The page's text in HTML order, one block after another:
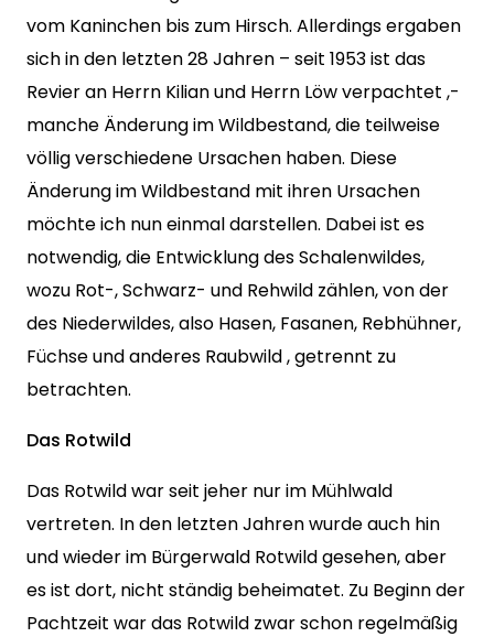
vom Kaninchen bis zum Hirsch. Allerdings ergaben
sich in den letzten 28 Jahren – seit 1953 ist das
Revier an Herrn Kilian und Herrn Löw verpachtet ,-
manche Änderung im Wildbestand, die teilweise
völlig verschiedene Ursachen haben. Diese
Änderung im Wildbestand mit ihren Ursachen
möchte ich nun einmal darstellen. Dabei ist es
notwendig, die Entwicklung des Schalenwildes,
wozu Rot-, Schwarz- und Rehwild zählen, von der
des Niederwildes, also Hasen, Fasanen, Rebhühner,
Füchse und anderes Raubwild , getrennt zu
betrachten.
Das Rotwild
Das Rotwild war seit jeher nur im Mühlwald
vertreten. In den letzten Jahren wurde auch hin
und wieder im Bürgerwald Rotwild gesehen, aber
es ist dort, nicht ständig beheimatet. Zu Beginn der
Pachtzeit war das Rotwild zwar schon regelmäßig